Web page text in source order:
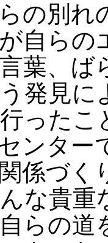
の別れ
自ら
葉、ば
発見に
ったこ
ンター
係づく
な貴重
らの道